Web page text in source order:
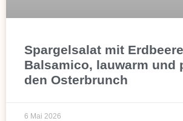
Spargelsalat mit
Balsamico, lauwarm und
den Osterbrunch
6 Mai 2026